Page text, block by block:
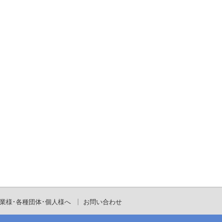
様･各種団体･個人様へ お問い合わせ